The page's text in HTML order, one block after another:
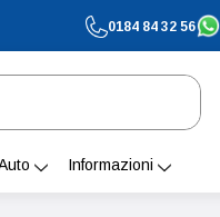
0184 84 32 56
Informazioni